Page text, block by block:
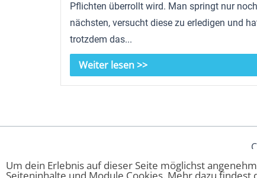
Pflichten überrollt wird. Man springt nur
nächsten, versucht diese zu erledigen und
trotzdem das...
Weiter lesen >>
Um dein Erlebnis auf dieser Seite möglichst
Seiteninhalte und Module Cookies. Mehr dazu findest